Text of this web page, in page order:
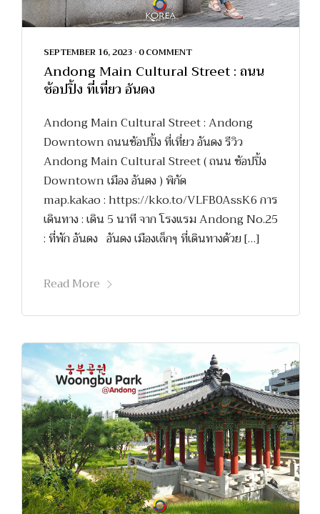
SEPTEMBER 16, 2023 • 0 COMMENT
Andong Main Cultural Street : ถนน
ช้อปปิ้ง ที่เที่ยว อันดง
Andong Main Cultural Street : Andong
Downtown ถนนช้อปปิ้ง ที่เที่ยว อันดง รีวิว
Andong Main Cultural Street ( ถนน ช้อปปิ้ง
Downtown เมือง อันดง ) พิกัด
map.kakao : https://kko.to/VLFB0AssK6 การ
เดินทาง : เดิน 5 นาที จาก โรงแรม Andong No.25
: ที่พัก อันดง อันดง เมืองเล็กๆ ที่เดินทางด้วย […]
Read More